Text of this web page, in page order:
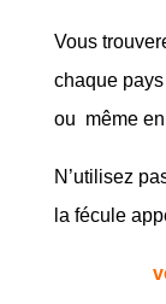
Vous
chaque
ou même
N’utilisez
la fécule